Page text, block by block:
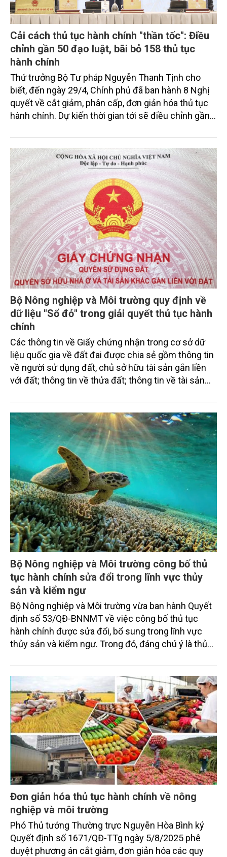
Cải cách thủ tục hành chính "thần tốc": Điều
chỉnh gần 50 đạo luật, bãi bỏ 158 thủ tục
hành chính
Thứ trưởng Bộ Tư pháp Nguyễn Thanh Tịnh cho
biết, đến ngày 29/4, Chính phủ đã ban hành 8 Nghị
quyết về cắt giảm, phân cấp, đơn giản hóa thủ tục
hành chính. Dự kiến thời gian tới sẽ điều chỉnh gần
mục tiêu giảm mạnh thời gian, chi phí tuân thủ, tạo
đà cho môi trường đầu tư và phát triển kinh tế.
Bộ Nông nghiệp và Môi trường quy định về
dữ liệu "Sổ đỏ" trong giải quyết thủ tục hành
chính
Các thông tin về Giấy chứng nhận trong cơ sở dữ
liệu quốc gia về đất đai được chia sẻ gồm thông tin
về người sử dụng đất, chủ sở hữu tài sản gắn liền
với đất; thông tin về thửa đất; thông tin về tài sản
có thể sử dụng để thay thế giấy tờ trong thành phần
hồ sơ thủ tục hành chính.
Bộ Nông nghiệp và Môi trường công bố thủ
tục hành chính sửa đổi trong lĩnh vực thủy
sản và kiểm ngư
Bộ Nông nghiệp và Môi trường vừa ban hành Quyết
định số 53/QĐ-BNNMT về việc công bố thủ tục
hành chính được sửa đổi, bổ sung trong lĩnh vực
thủy sản và kiểm ngư. Trong đó, đáng chú ý là thủ
nguy cấp, quý, hiếm phục vụ mục đích bảo tồn,
nghiên cứu khoa học, tạo nguồn giống ban đầu và
hợp tác quốc tế, góp phần tăng cường quản lý, bảo
vệ nguồn lợi thủy sản theo hướng bền vững.
Đơn giản hóa thủ tục hành chính về nông
nghiệp và môi trường
Phó Thủ tướng Thường trực Nguyễn Hòa Bình ký
Quyết định số 1671/QĐ-TTg ngày 5/8/2025 phê
duyệt phương án cắt giảm, đơn giản hóa các quy